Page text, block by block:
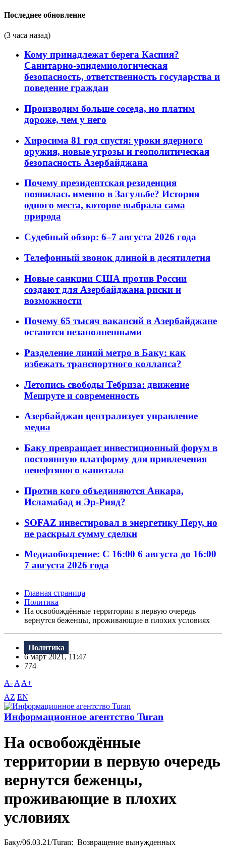
Последнее обновление
(3 часа назад)
Кому принадлежат берега Каспия?
Санитарно-эпидемиологическая
безопасность, ответственность государства и
поведение граждан
Производим больше соседа, но платим
дороже, чем у него
Хиросима 81 год спустя: уроки ядерного
оружия, новые угрозы и геополитическая
безопасность Азербайджана
Почему президентская резиденция
появилась именно в Загульбе? История
одного места, которое выбрала сама
природа
Судебный обзор: 6–7 августа 2026 года
Телефонный звонок длиной в десятилетия
Новые санкции США против России
создают для Азербайджана риски и
возможности
Почему 65 тысяч вакансий в Азербайджане
остаются незаполненными
Разделение линий метро в Баку: как
избежать транспортного коллапса?
Летопись свободы Тебриза: движение
Мешруте и современность
Азербайджан централизует управление
медиа
Баку превращает инвестиционный форум в
постоянную платформу для привлечения
ненефтяного капитала
Против кого объединяются Анкара,
Исламабад и Эр-Рияд?
SOFAZ инвестировал в энергетику Перу, но
не раскрыл сумму сделки
Медиаобозрение: С 16:00 6 августа до 16:00
7 августа 2026 года
Главная страница
Политика
На освобождённые территории в первую очередь
вернутся беженцы, проживающие в плохих условиях
Политика
6 март 2021, 11:47
774
A- A A+
AZ EN
Информационное агентство Turan
На освобождённые
территории в первую очередь
вернутся беженцы,
проживающие в плохих
условиях
Баку/06.03.21/Turan: Возвращение вынужденных